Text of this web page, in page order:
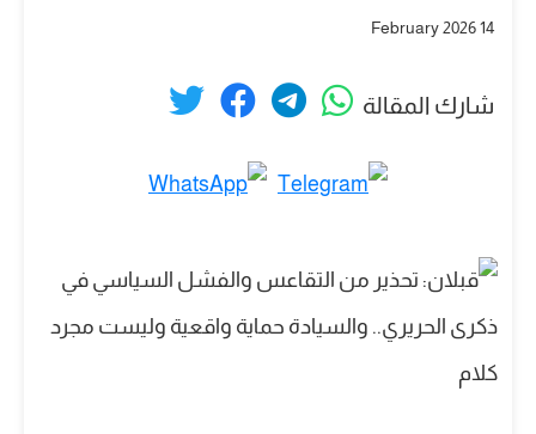
14 February 2026
شارك المقالة